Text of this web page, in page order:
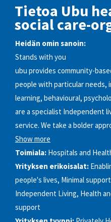
Tietoa Ubu
social care-
Heidän omin sanoin:
Stands with you
ubu provides community-
people with particular needs,
learning, behavioural,
are a specialist Independent
service. We take a bolder
Show more
Toimiala: Hospitals and
Yrityksen erikoisalat:
people's lives, Minimal
Independent Living, Health
support